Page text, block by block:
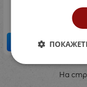
23.90
КУПИ
На